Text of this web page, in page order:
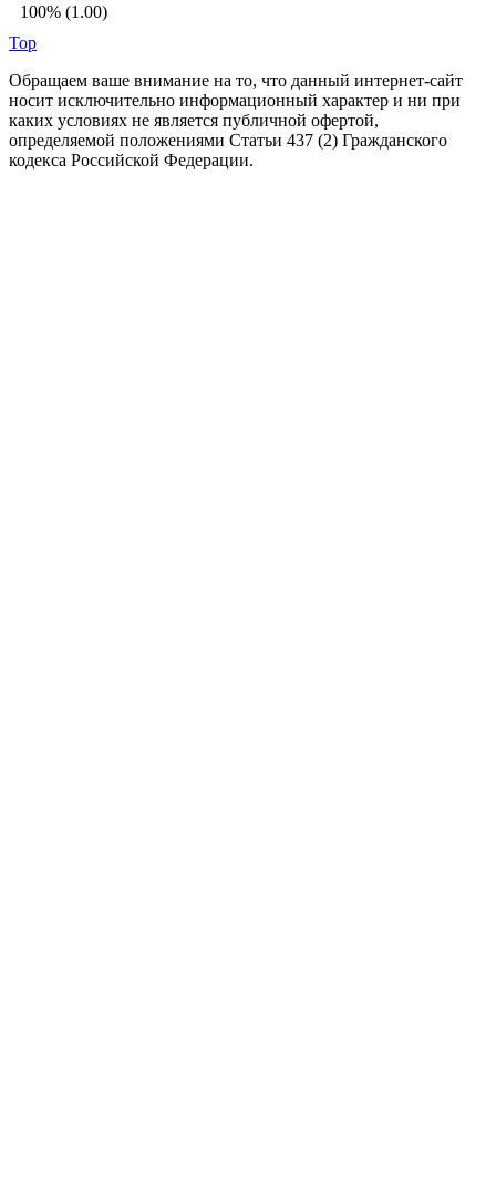
100% (1.00)
Top
Обращаем ваше внимание на то, что данный интернет-сайт
носит исключительно информационный характер и ни при
каких условиях не является публичной офертой,
определяемой положениями Статьи 437 (2) Гражданского
кодекса Российской Федерации.